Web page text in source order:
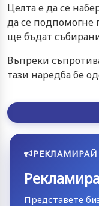
Целта е да се
да се подпомогне
ще бъдат
Въпреки
тази наредба бе
РЕКЛАМИРАЙ
Представете